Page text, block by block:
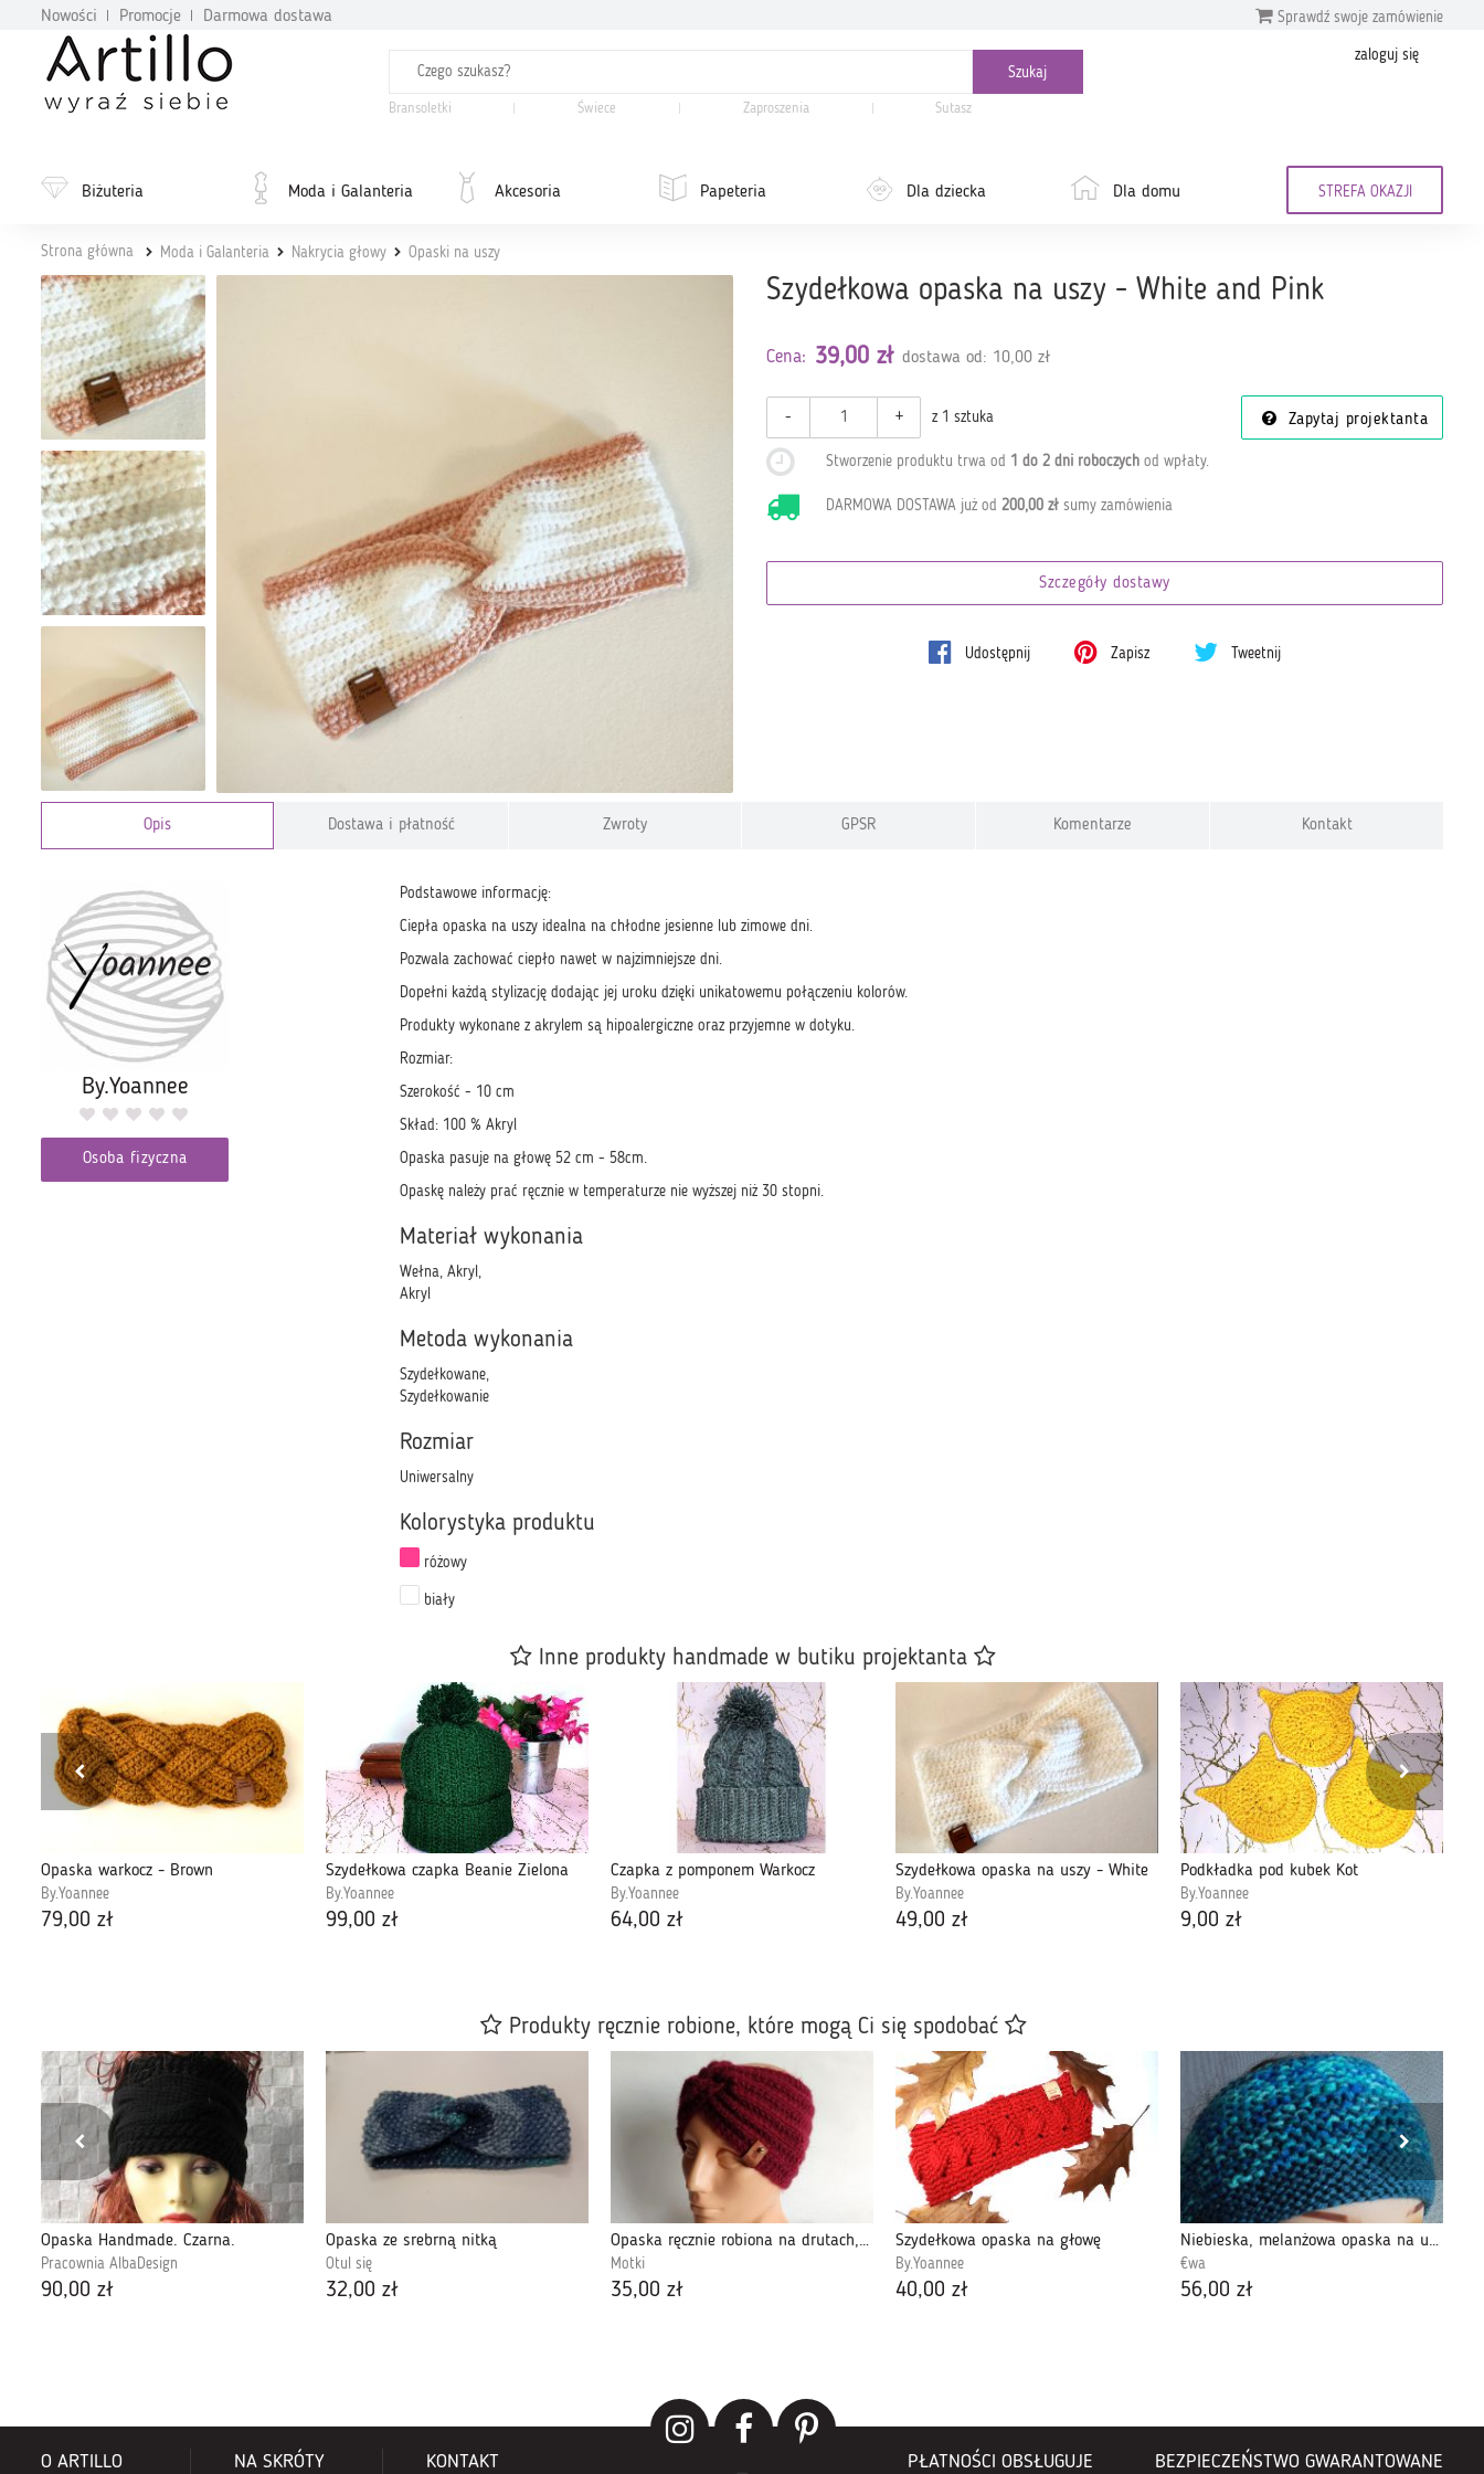
Nowości Promocje Darmowa dostawa Sprawdź swoje zamówienie
Bransoletki Świece Zaproszenia Sutasz
zaloguj się
Biżuteria Moda i Galanteria Akcesoria Papeteria Dla dziecka Dla domu STREFA OKAZJI
Strona główna Moda i Galanteria Nakrycia głowy Opaski na uszy
Szydełkowa opaska na uszy - White and Pink
Cena: 39,00 zł dostawa od: 10,00 zł
- + z 1 sztuka Zapytaj projektanta
Stworzenie produktu trwa od 1 do 2 dni roboczychod wpłaty.
DARMOWA DOSTAWA już od 200,00 złsumy zamówienia
Szczegóły dostawy
Udostępnij Zapisz Tweetnij
Opis Dostawa i płatność Zwroty GPSR Komentarze Kontakt
Podstawowe informację:
Ciepła opaska na uszy idealna na chłodne jesienne lub zimowe dni.
Pozwala zachować ciepło nawet w najzimniejsze dni.
Dopełni każdą stylizację dodając jej uroku dzięki unikatowemu połączeniu kolorów.
Produkty wykonane z akrylem są hipoalergiczne oraz przyjemne w dotyku.
Rozmiar:
Szerokość - 10 cm
Skład: 100 % Akryl
Opaska pasuje na głowę 52 cm - 58cm.
Opaskę należy prać ręcznie w temperaturze nie wyższej niż 30 stopni.
Materiał wykonania
Wełna, Akryl,
Akryl
Metoda wykonania
Szydełkowane,
Szydełkowanie
Rozmiar
Uniwersalny
Kolorystyka produktu
różowy
biały
By.Yoannee
Osoba fizyczna
Inne produkty handmade w butiku projektanta
Opaska warkocz - Brown
By.Yoannee
79,00 zł
Szydełkowa czapka Beanie Zielona
By.Yoannee
99,00 zł
Czapka z pomponem Warkocz
By.Yoannee
64,00 zł
Szydełkowa opaska na uszy - White
By.Yoannee
49,00 zł
Podkładka pod kubek Kot
By.Yoannee
9,00 zł
Produkty ręcznie robione, które mogą Ci się spodobać
Opaska Handmade. Czarna.
Pracownia AlbaDesign
90,00 zł
Opaska ze srebrną nitką
Otul się
32,00 zł
Opaska ręcznie robiona na drutach, bordowa.
Motki
35,00 zł
Szydełkowa opaska na głowę
By.Yoannee
40,00 zł
Niebieska, melanżowa opaska na uszy
€wa
56,00 zł
O ARTILLO NA SKRÓTY KONTAKT PŁATNOŚCI OBSŁUGUJE BEZPIECZEŃSTWO GWARANTOWANE